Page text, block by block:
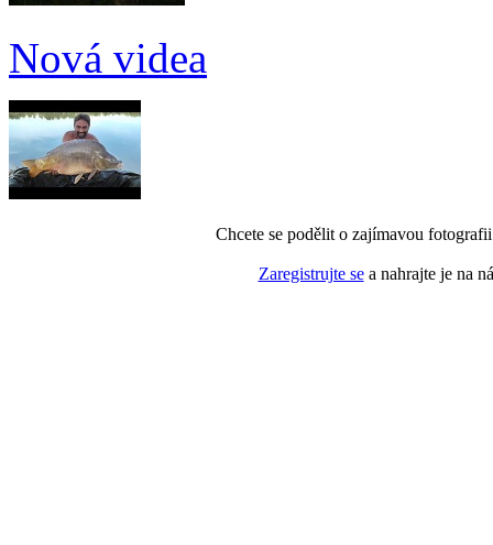
Nová videa
Chcete se podělit o zajímavou
Zaregistrujte sea nahrajte je na